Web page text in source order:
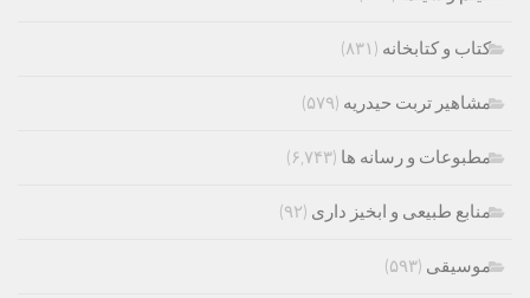
کتاب و کتابخانه (۸۳۱)
مشاهیر تربت حیدریه (۵۷۹)
مطبوعات و رسانه ها (۶,۷۴۳)
منابع طبیعی و ابخیز داری (۹۲)
موسیقی (۵۹۳)